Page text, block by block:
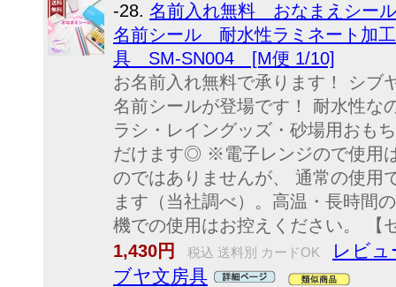
-28. 名前入れ無料 おなまえシー
名前シール 耐水性ラミネート
具 SM-SN004 [M便 1/10]
お名前入れ無料で承ります！ シブ
名前シールが登場です！ 耐水性な
ラシ・レイングッズ・砂場用おも
だけます◎ ※電子レンジので使用
のではありませんが、 通常の使用
ます（当社調べ）。高温・長時間
機での使用はお控えください。 【
1,430円
税込 送料別 カードOK
レビュ
ブヤ文房具